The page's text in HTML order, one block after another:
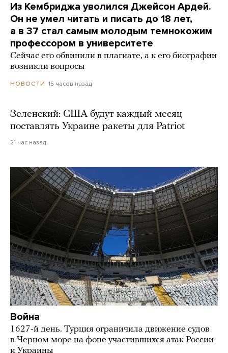
Из Кембриджа уволился Джейсон Ардей.
Он не умел читать и писать до 18 лет,
а в 37 стал самым молодым темнокожим
профессором в университете
Сейчас его обвинили в плагиате, а к его биографии
возникли вопросы
НОВОСТИ 15 часов назад
Зеленский: США будут каждый месяц
поставлять Украине ракеты для Patriot
21 час назад
Война
1627-й день. Турция ограничила движение судов
в Черном море на фоне участившихся атак России
и Украины